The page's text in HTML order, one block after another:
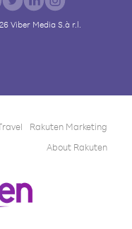
Viber Media S.à r.l.
Rakuten Marketing
About Rakuten